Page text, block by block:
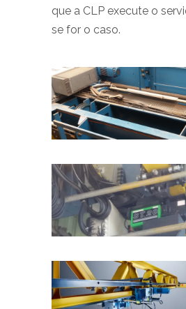
que a CLP execute o
se for o caso.